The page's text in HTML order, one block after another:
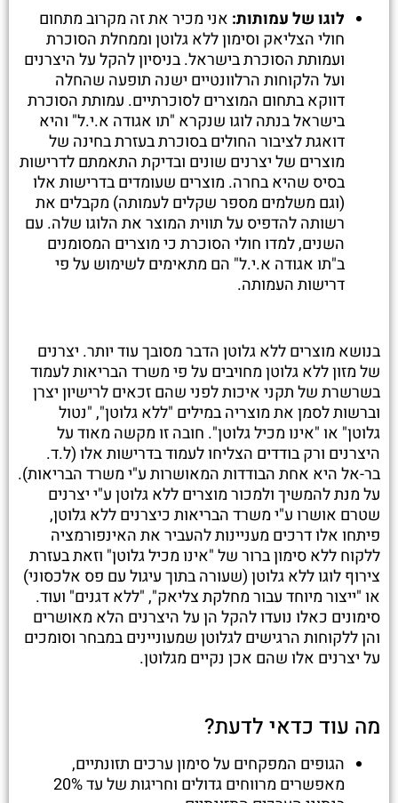
לוגו של עמותות: אני מכיר את זה מקרוב מתחום
חולי הצליאק וסימון ללא גלוטן וממחלת הסוכרת
ועמותת הסוכרת בישראל. בניסיון להקל על היצרנים
ועל הלקוחות הרלוונטיים ישנה תופעה שהחלה
דווקא בתחום המוצרים לסוכרתיים. עמותת הסוכרת
בישראל בנתה לוגו שנקרא "תו אגודה א.י.ל" והיא
דואגת לציבור החולים בסוכרת בעזרת בחינה של
מוצרים של יצרנים שונים ובדיקת התאמתם לדרישות
בסיס שהיא בחרה. מוצרים שעומדים בדרישות אלו
(וגם משלמים מספר שקלים לעמותה) מקבלים את
רשותה להדפיס על תווית המוצר את הלוגו שלה. עם
השנים, למדו חולי הסוכרת כי מוצרים המסומנים
ב"תו אגודה א.י.ל" הם מתאימים לשימוש על פי
דרישות העמותה.
בנושא מוצרים ללא גלוטן הדבר מסובך עוד יותר. יצרנים
של מזון ללא גלוטן מחויבים על פי משרד הבריאות לעמוד
בשרשרת של תקני איכות לפני שהם זכאים לרישיון יצרן
וברשות לסמן את מוצריה במילים "ללא גלוטן", "נטול
גלוטן" או "אינו מכיל גלוטן". חובה זו מקשה מאוד על
היצרנים ורק בודדים הצליחו לעמוד בדרישות אלו (ל.ד.
בר-אל היא אחת הבודדות המאושרות ע"י משרד הבריאות).
על מנת להמשיך ולמכור מוצרים ללא גלוטן ע"י יצרנים
שטרם אושרו ע"י משרד הבריאות כיצרנים ללא גלוטן,
פיתחו אלו דרכים מעניינות להעביר את האינפורמציה
ללקוח ללא סימון ברור של "אינו מכיל גלוטן" וזאת בעזרת
צירוף לוגו ללא גלוטן (שעורה בתוך עיגול עם פס אלכסוני)
או "ייצור מיוחד עבור מחלקת צליאק", "ללא דגנים" ועוד.
סימונים כאלו נועדו להקל הן על היצרנים הלא מאושרים
והן ללקוחות הרגישים לגלוטן שמעוניינים במבחר וסומכים
על יצרנים אלו שהם אכן נקיים מגלוטן.
מה עוד כדאי לדעת?
הגופים המפקחים על סימון ערכים תזונתיים,
מאפשרים מרווחים גדולים וחריגות של עד 20%